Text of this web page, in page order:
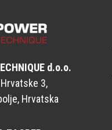
d.o.o.
3,
Hrvatska